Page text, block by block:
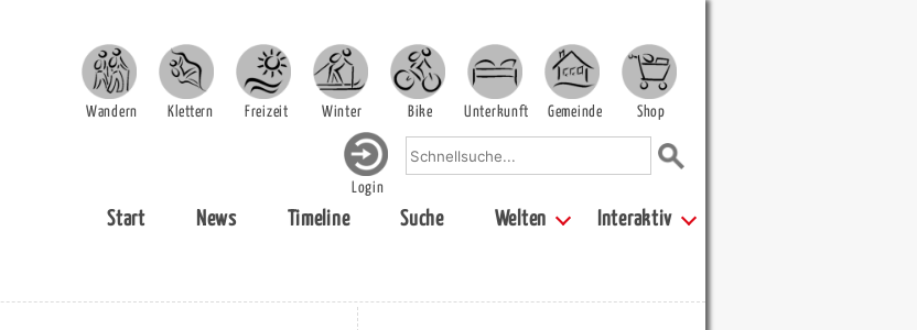
Wandern Klettern Freizeit Winter Bike Unterkunft Gemeinde Shop
Login
Start News Timeline Suche Welten Interaktiv